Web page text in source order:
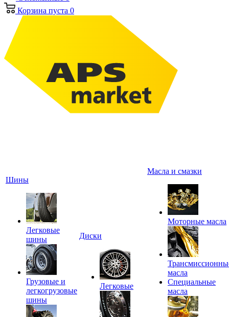
Корзина пуста 0
Шины
Легковые
шины
Грузовые и
легкогрузовые
шины
Диски
Легковые
Масла и смазки
Моторные масла
масла
Специальные
масла